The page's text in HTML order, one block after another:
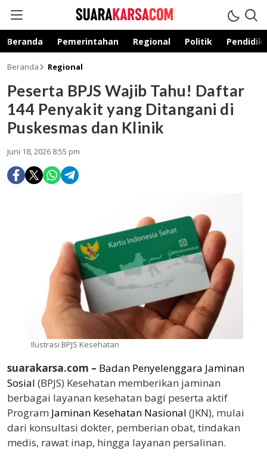
suarakarsa.com
Informasi terpercaya
Beranda Pemerintahan Regional Politik
Beranda Regional
Peserta BPJS Wajib Tahu! Daftar
144 Penyakit yang Ditangani di
Puskesmas dan Klinik
Juni 18, 2026 8:55 pm
Ilustrasi BPJS Kesehatan
suarakarsa.com – Badan Penyelenggara Jaminan
Sosial (BPJS) Kesehatan memberikan jaminan
berbagai layanan kesehatan bagi peserta aktif
Program Jaminan Kesehatan Nasional (JKN), mulai
dari konsultasi dokter, pemberian obat, tindakan
medis, rawat inap, hingga layanan persalinan.